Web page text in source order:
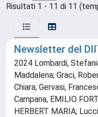
Risultati 1 - 11 di 11
Newsletter del
2024 Lombardi,
Maddalena; Graci,
Chiara; Gervasi,
Campana, EMILIO
HERBERT MARIA;